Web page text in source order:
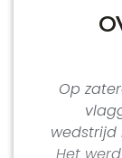
Op
wedstrijd
Het